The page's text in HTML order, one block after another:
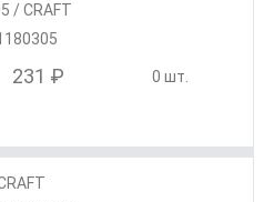
/ CRAFT
231 ₽ 0 шт.